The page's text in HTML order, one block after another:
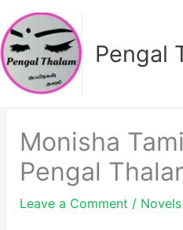
Skip
to
content
Pengal
Monisha
Pengal
Leave a Comment / Novels